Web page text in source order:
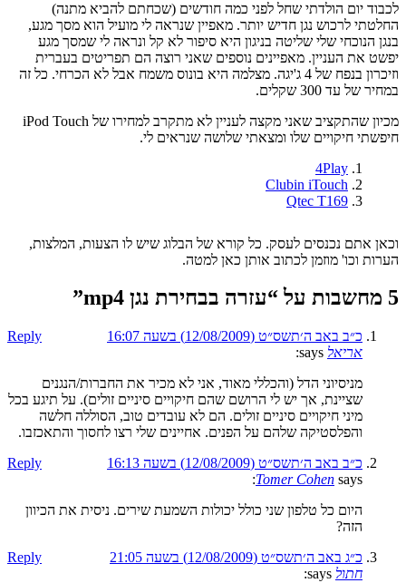
לכבוד יום הולדתי שחל לפני כמה חודשים (שכחתם להביא מתנה)
החלטתי לרכוש נגן חדיש יותר. מאפיין שנראה לי מועיל הוא מסך מגע,
בנגן הנוכחי שלי שליטה בניגון היא סיפור לא קל ונראה לי שמסך מגע
יפשט את העניין. מאפיינים נוספים שאני רוצה הם תפריטים בעברית
וזיכרון בנפח של 4 ג'יגה. מצלמה היא בונוס משמח אבל לא הכרחי. כל זה
במחיר של עד 300 שקלים.
מכיון שהתקציב שאני מקצה לעניין לא מתקרב למחירו של iPod Touch
חיפשתי חיקויים שלו ומצאתי שלושה שנראים לי.
4Play
Clubin iTouch
Qtec T169
וכאן אתם נכנסים לעסק. כל קורא של הבלוג שיש לו הצעות, המלצות,
הערות וכו' מוזמן לכתוב אותן כאן למטה.
5 מחשבות על “ עזרה בבחירת נגן mp4 ”
כ״ב באב ה׳תשס״ט (12/08/2009) בשעה 16:07
Reply
אריאל says:
מניסיוני הדל (והכללי מאוד, אני לא מכיר את החברות/הנגנים
שציינת, אך יש לי הרושם שהם חיקויים סיניים זולים). על תיגע בכל
מיני חיקויים סיניים זולים. הם לא עובדים טוב, הסוללה חלשה
והפלסטיקה שלהם על הפנים. אחיינים שלי רצו לחסוך והתאכזבו.
כ״ב באב ה׳תשס״ט (12/08/2009) בשעה 16:13
Reply
Tomer Cohen says:
היום כל טלפון שני כולל יכולות השמעת שירים. ניסית את הכיוון
הזה?
כ״ג באב ה׳תשס״ט (12/08/2009) בשעה 21:05
Reply
חתול says: